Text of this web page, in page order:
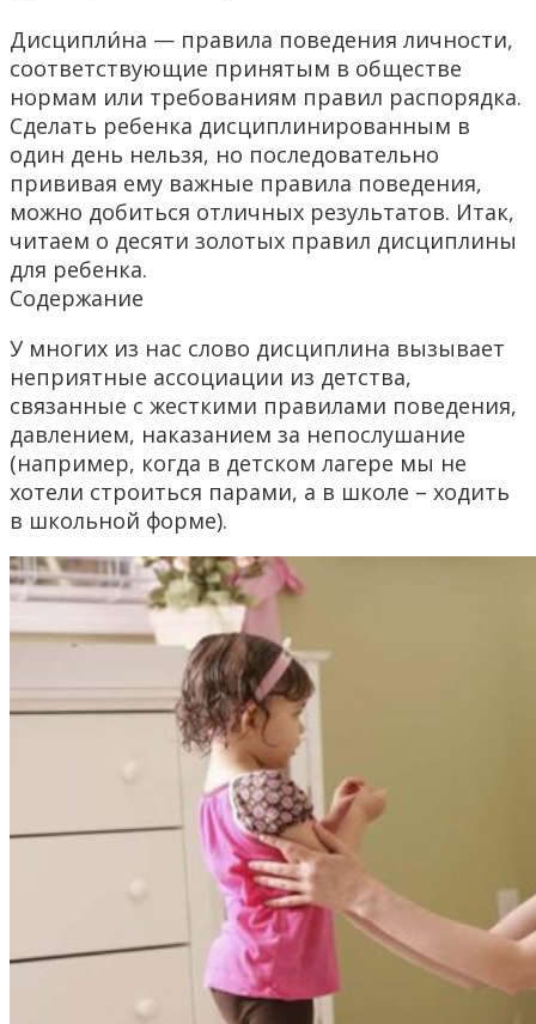
Дисципли́на — правила поведения личности,
соответствующие принятым в обществе
нормам или требованиям правил распорядка.
Сделать ребенка дисциплинированным в
один день нельзя, но последовательно
прививая ему важные правила поведения,
можно добиться отличных результатов. Итак,
читаем о десяти золотых правил дисциплины
для ребенка.
Содержание
У многих из нас слово дисциплина вызывает
неприятные ассоциации из детства,
связанные с жесткими правилами поведения,
давлением, наказанием за непослушание
(например, когда в детском лагере мы не
хотели строиться парами, а в школе – ходить
в школьной форме).